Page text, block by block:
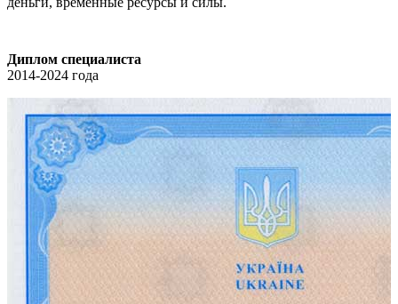
Диплом специалиста
2014-2024 года